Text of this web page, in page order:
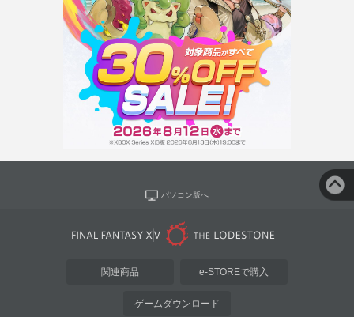
パソコン版へ
関連商品 e-STOREで購入
ゲームダウンロード